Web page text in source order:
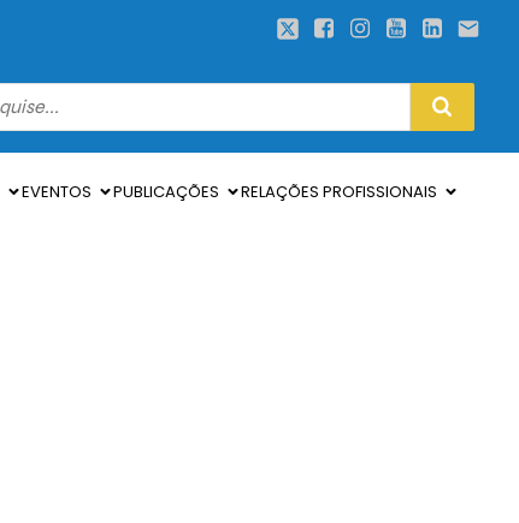
EVENTOS PUBLICAÇÕES RELAÇÕES PROFISSIONAIS